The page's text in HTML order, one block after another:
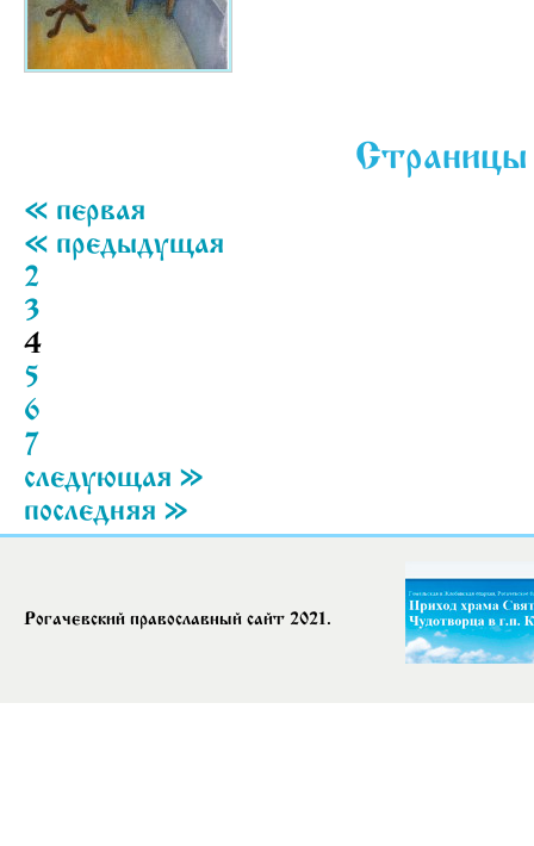
Страницы
« первая
« предыдущая
2
3
4
5
6
7
следующая »
последняя »
Рогачевский православный сайт 2021.